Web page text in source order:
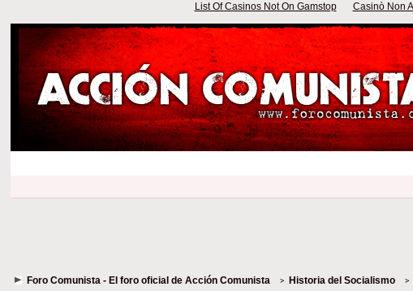
List Of Casinos Not On Gamstop Casinò Non
Foro Comunista - El foro oficial de Acción Comunista Historia del Socialismo